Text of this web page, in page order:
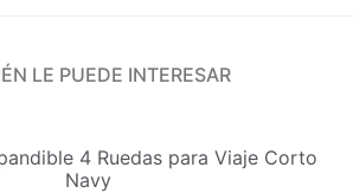
LE PUEDE INTERESAR
4 Ruedas para Viaje Corto
Navy